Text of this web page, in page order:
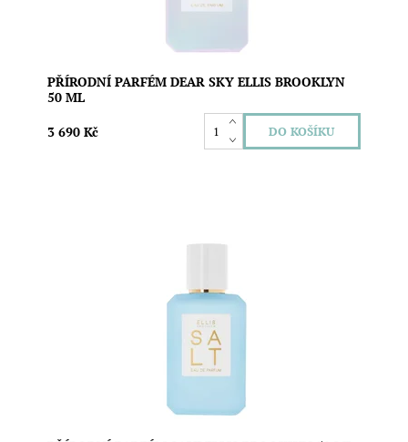
Ellis Brooklyn
PŘÍRODNÍ PARFÉM DEAR SKY ELLIS BROOKLYN
50 ML
3 690 Kč
Skladem
Ellis Brooklyn